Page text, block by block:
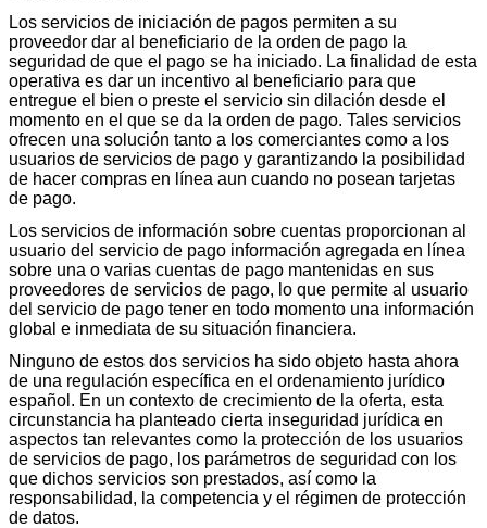
Los servicios de iniciación de pagos permiten a su
proveedor dar al beneficiario de la orden de pago la
seguridad de que el pago se ha iniciado. La finalidad de esta
operativa es dar un incentivo al beneficiario para que
entregue el bien o preste el servicio sin dilación desde el
momento en el que se da la orden de pago. Tales servicios
ofrecen una solución tanto a los comerciantes como a los
usuarios de servicios de pago y garantizando la posibilidad
de hacer compras en línea aun cuando no posean tarjetas
de pago.
Los servicios de información sobre cuentas proporcionan al
usuario del servicio de pago información agregada en línea
sobre una o varias cuentas de pago mantenidas en sus
proveedores de servicios de pago, lo que permite al usuario
del servicio de pago tener en todo momento una información
global e inmediata de su situación financiera.
Ninguno de estos dos servicios ha sido objeto hasta ahora
de una regulación específica en el ordenamiento jurídico
español. En un contexto de crecimiento de la oferta, esta
circunstancia ha planteado cierta inseguridad jurídica en
aspectos tan relevantes como la protección de los usuarios
de servicios de pago, los parámetros de seguridad con los
que dichos servicios son prestados, así como la
responsabilidad, la competencia y el régimen de protección
de datos.